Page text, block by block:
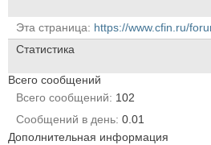
Эта страница
https://www.cfin.ru/
Статистика
Всего сообщений
Всего сообщений
102
Сообщений в день 0.01
Дополнительная информация